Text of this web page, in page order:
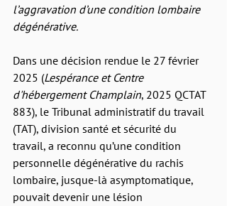
l’aggravation d’une condition lombaire
dégénérative.
Dans une décision rendue le 27 février
2025 (Lespérance et Centre
d'hébergement Champlain, 2025 QCTAT
883), le Tribunal administratif du travail
(TAT), division santé et sécurité du
travail, a reconnu qu’une condition
personnelle dégénérative du rachis
lombaire, jusque-là asymptomatique,
pouvait devenir une lésion